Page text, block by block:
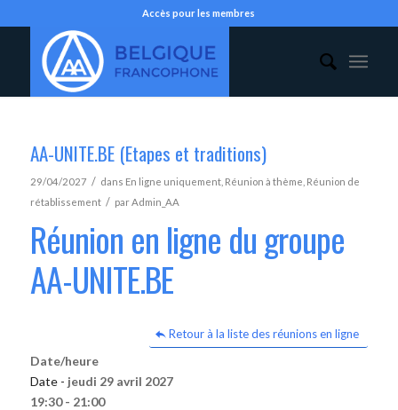
Accès pour les membres
AA-UNITE.BE (Etapes et traditions)
29/04/2027 / dans En ligne uniquement, Réunion à thème Réunion de
rétablissement / parAdmin_AA
Réunion en ligne du groupe
AA-UNITE.BE
Retour à la liste des réunions en ligne
Date/heure
Date - jeudi 29 avril 2027
19:30 - 21:00